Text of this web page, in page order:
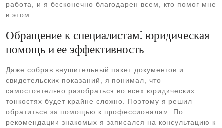
работа, и я бесконечно благодарен всем, кто помог мне
в этом.
Обращение к специалистам⁚ юридическая
помощь и ее эффективность
Даже собрав внушительный пакет документов и
свидетельских показаний, я понимал, что
самостоятельно разобраться во всех юридических
тонкостях будет крайне сложно. Поэтому я решил
обратиться за помощью к профессионалам. По
рекомендации знакомых я записался на консультацию к